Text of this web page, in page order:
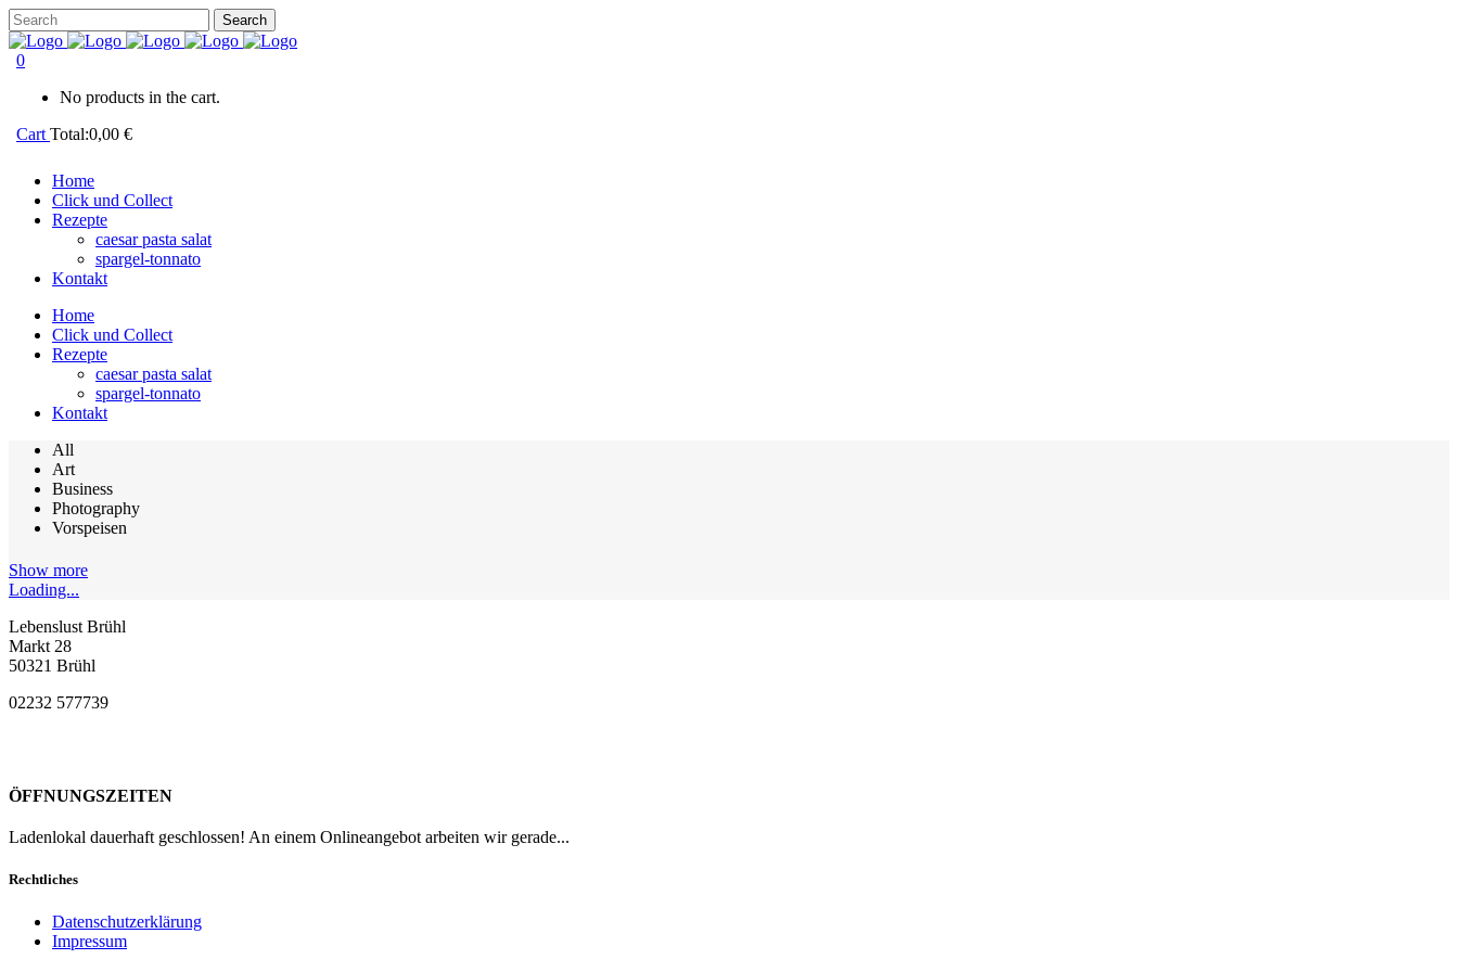
0
No products in the cart.
Cart Total:0,00 €
Home
Click und Collect
Rezepte
caesar pasta salat
spargel-tonnato
Kontakt
Home
Click und Collect
Rezepte
caesar pasta salat
spargel-tonnato
Kontakt
All
Art
Business
Photography
Vorspeisen
Show more
Loading...
Lebenslust Brühl
Markt 28
50321 Brühl
02232 577739
ÖFFNUNGSZEITEN
Ladenlokal dauerhaft geschlossen! An einem Onlineangebot arbeiten wir gerade...
Rechtliches
Datenschutzerklärung
Impressum